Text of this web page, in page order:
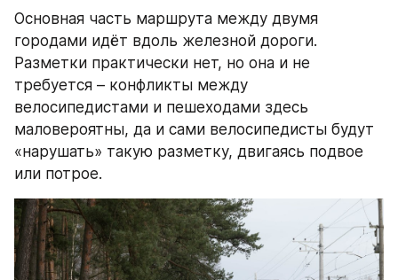
Основная часть маршрута между двумя
городами идёт вдоль железной дороги.
Разметки практически нет, но она и не
требуется – конфликты между
велосипедистами и пешеходами здесь
маловероятны, да и сами велосипедисты будут
«нарушать» такую разметку, двигаясь подвое
или потрое.